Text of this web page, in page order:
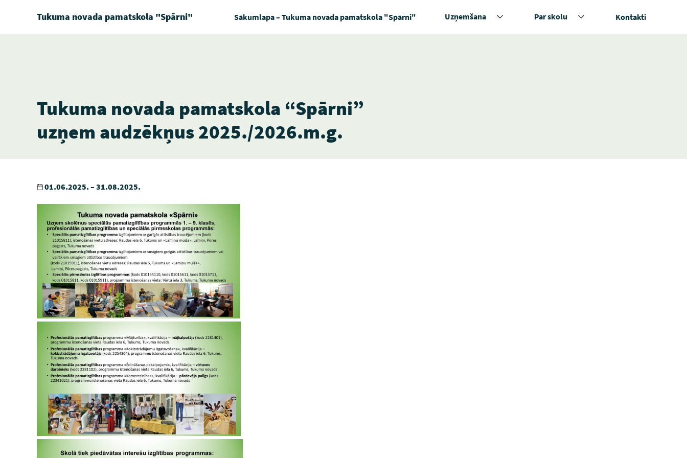
Tukuma novada pamatskola "Spārni" Sākumlapa – Tukuma novada pamatskola "Spārni" Uzņemšana Par skolu Kontakti
Tukuma novada pamatskola “Spārni”
uzņem audzēkņus 2025./2026.m.g.
01.06.2025. – 31.08.2025.